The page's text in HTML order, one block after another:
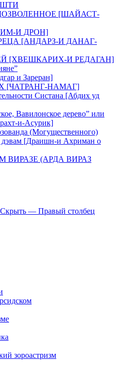
[ШАЙАСТ-
И ДРОН]
[АНДАРЗ-И ДАНАГ-
[ХВЕШКАРИХ-И РЕДАГАН]
и Зареран]
[ЧАТРАНГ-НАМАГ]
Систана [Абдих уд
Вавилонское дерево” или
и-Асурик]
(Могущественного)
дэвам [Драишн-и Ахриман о
ВИРАЗЕ (АРДА ВИРАЗ
Скрыть — Правый столбец
зороастризм